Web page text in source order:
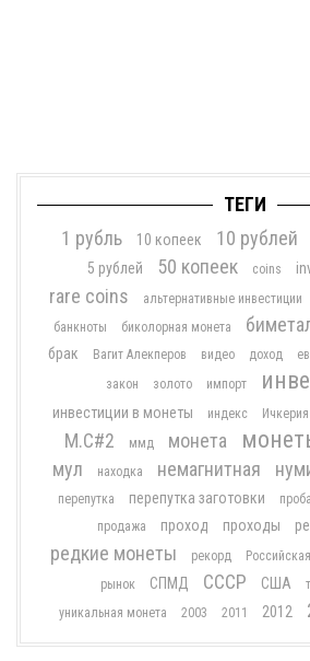
ТЕГИ
1 рубль
10 копеек 10 рублей
5 рублей 50 копеек coins
rare coins альтернативные инвестиции
банкноты биколорная монета
брак Вагит Алекперов видео доход
закон
золото импорт
инвестиции в монеты индекс Ичкерия
М.С#2 ммд монета
мул находка немагнитная
перепутка
перепутка заготовки проба
продажа проход проходы
редкие монеты рекорд
рынок СПМД СССР США
уникальная монета
2003 2011 2012